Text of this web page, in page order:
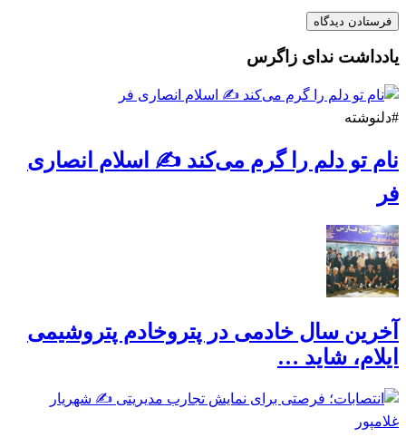
یادداشت ندای زاگرس
#دلنوشته
نام تو دلم را گرم می‌کند ✍️ اسلام انصاری
فر
آخرین سال خادمی در پتروخادم پتروشیمی
ایلام، شاید …